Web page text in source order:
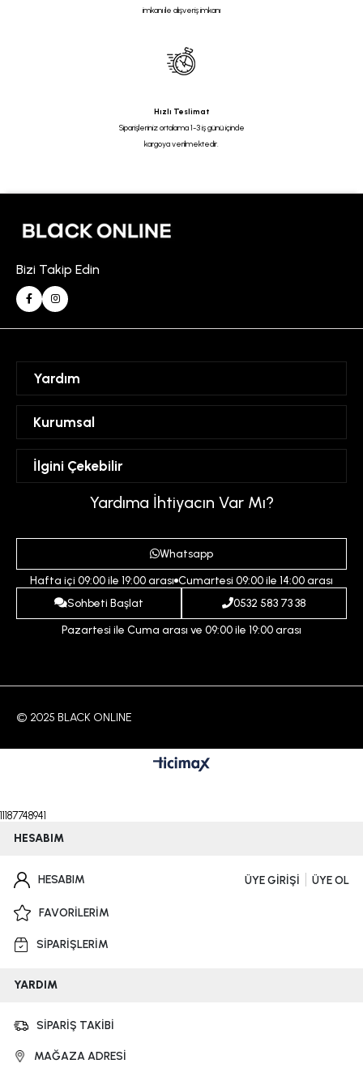
imkanı ile alışveriş imkanı
Hızlı Teslimat
Siparişleriniz ortalama 1-3 iş günü içinde
kargoya verilmektedir.
Bizi Takip Edin
Yardım
Hesabım
Favorilerim
Kurumsal
Mesafeli Satış Sözleşmesi
Üyelik Sözleşmesi
Gizlilik ve Güvenlik Politikası
Ödeme ve Teslimat Koşulları
İptal ve İade Koşulları
İlgini Çekebilir
İndirim
Yardıma İhtiyacın Var Mı?
Whatsapp
Hafta içi 09:00 ile 19:00 arası Cumartesi 09:00 ile 14:00 arası
Sohbeti Başlat
0532 583 73 38
Pazartesi ile Cuma arası ve 09:00 ile 19:00 arası
© 2025 BLACK ONLINE
11187748941
HESABIM
HESABIM ÜYE GİRİŞİ ÜYE OL
FAVORİLERİM
SİPARİŞLERİM
YARDIM
SİPARİŞ TAKİBİ
MAĞAZA ADRESİ